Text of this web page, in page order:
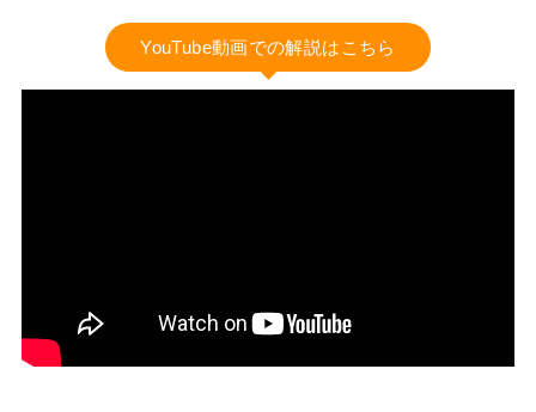
YouTube動画での解説はこちら